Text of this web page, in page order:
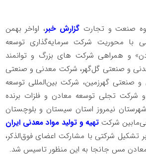
صنعت و تجارت گزارش خبر، اواخر بهمن
با محوریت شرکت سرمایه‌گذاری توسعه
و همراهی شرکت های بزرگ و توانمند
و صنعتی گل‌گهر، شرکت معدنی و صنعتی
صنعتی گهرزمین، شرکت بین‌المللی توسعه
شرکت تجلی توسعه معادن و فلزات برنده
نیمروز استان سیستان و بلوچستان
فی‌مابین شرکتتهیه و تولید مواد معدنی ایران
تشکیل شرکتی با مشارکت اعضای فوق‌الذکر،
مس جانجا به این منظور تاسیس شد.